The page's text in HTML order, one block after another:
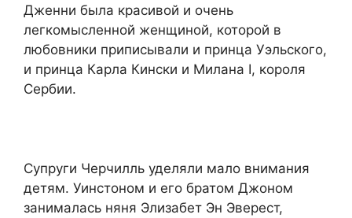
Дженни была красивой и очень
легкомысленной женщиной, которой в
любовники приписывали и принца Уэльского,
и принца Карла Кински и Милана I, короля
Сербии.
Супруги Черчилль уделяли мало внимания
детям. Уинстоном и его братом Джоном
занималась няня Элизабет Эн Эверест,